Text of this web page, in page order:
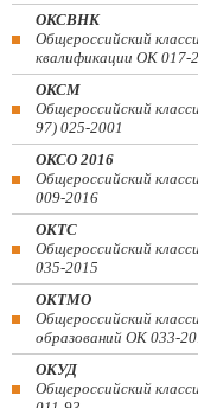
ОКСВНК
Общероссийский
квалификации ОК 017-
ОКСМ
Общероссийский
97) 025-2001
ОКСО 2016
Общероссийский
009-2016
ОКТС
Общероссийский
035-2015
ОКТМО
Общероссийский
образований ОК 033-
ОКУД
Общероссийский